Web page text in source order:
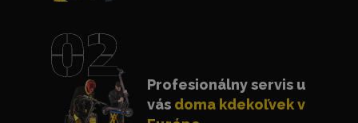
Profesionálny servis u
vás doma kdekoľvek v